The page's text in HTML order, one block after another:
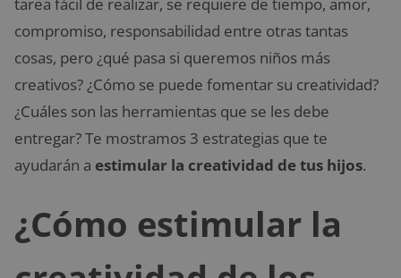
compromiso, responsabilidad entre otras tantas
cosas, pero ¿qué pasa si queremos niños más
creativos? ¿Cómo se puede fomentar su creatividad?
¿Cuáles son las herramientas que se les debe
entregar? Te mostramos 3 estrategias que te
ayudarán a estimular la creatividad de tus hijos.
¿Cómo estimular la